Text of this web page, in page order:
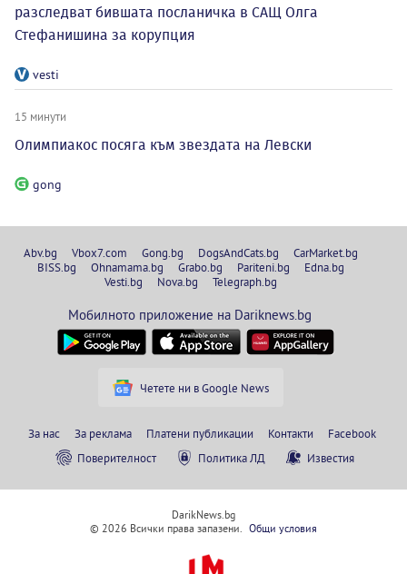
разследват бившата посланичка в САЩ Олга
Стефанишина за корупция
vesti
15 минути
Олимпиакос посяга към звездата на Левски
gong
Abv.bg Vbox7.com Gong.bg DogsAndCats.bg
CarMarket.bg
BISS.bg
Ohnamama.bg Grabo.bg Pariteni.bg
Edna.bg
Vesti.bg
Nova.bg Telegraph.bg
Мобилното приложение на Dariknews.bg
Четете ни в Google News
За нас За реклама Платени публикации Контакти
Facebook
Поверителност
Политика ЛД Известия
DarikNews.bg
© 2026 Всички права запазени. Общи условия